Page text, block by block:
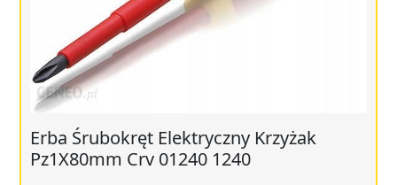
Erba Śrubokręt Elektryczny Krzyżak
Pz1X80mm Crv 01240 1240